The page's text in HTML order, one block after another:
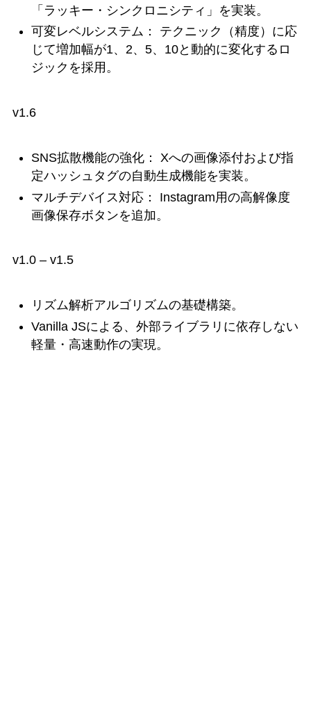
「ラッキー・シンクロニシティ」を実装。
可変レベルシステム： テクニック（精度）に応
じて増加幅が1、2、5、10と動的に変化するロ
ジックを採用。
v1.6
SNS拡散機能の強化： Xへの画像添付および指
定ハッシュタグの自動生成機能を実装。
マルチデバイス対応： Instagram用の高解像度
画像保存ボタンを追加。
v1.0 – v1.5
リズム解析アルゴリズムの基礎構築。
Vanilla JSによる、外部ライブラリに依存しない
軽量・高速動作の実現。